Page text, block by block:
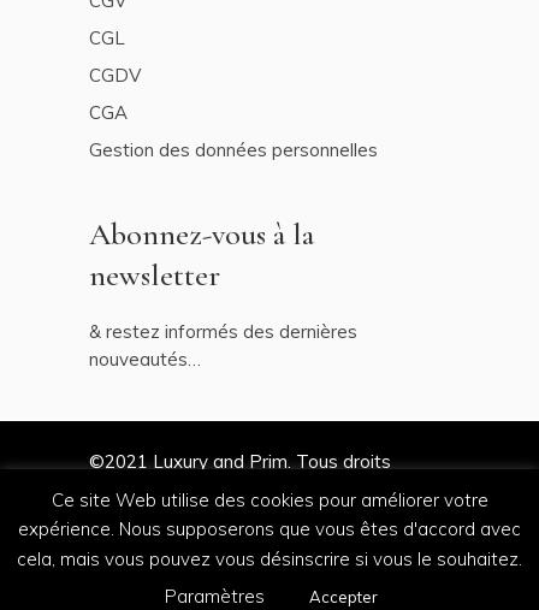
CGL
CGDV
CGA
Gestion des données personnelles
Abonnez-vous à la
newsletter
& restez informés des dernières
nouveautés…
©2021 Luxury and Prim. Tous droits
réservés
bySalt & Paper
Ce site Web utilise des cookies pour améliorer votre
expérience. Nous supposerons que vous êtes d'accord avec
cela, mais vous pouvez vous désinscrire si vous le souhaitez.
Paramètres
Accepter